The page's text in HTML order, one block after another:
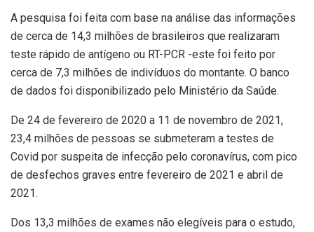
A pesquisa foi feita com base na análise das informações
de cerca de 14,3 milhões de brasileiros que realizaram
teste rápido de antígeno ou RT-PCR -este foi feito por
cerca de 7,3 milhões de indivíduos do montante. O banco
de dados foi disponibilizado pelo Ministério da Saúde.
De 24 de fevereiro de 2020 a 11 de novembro de 2021,
23,4 milhões de pessoas se submeteram a testes de
Covid por suspeita de infecção pelo coronavírus, com pico
de desfechos graves entre fevereiro de 2021 e abril de
2021.
Dos 13,3 milhões de exames não elegíveis para o estudo,